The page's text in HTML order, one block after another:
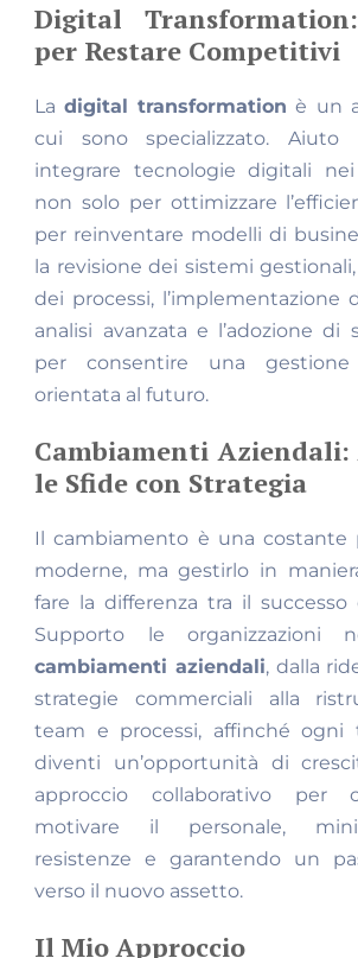
Digital
per Restare Competitivi
Ladigital transformation è un
cui sono specializzato.
integrare tecnologie digitali nei
non solo per ottimizzare
per reinventare modelli di
la revisione dei sistemi
dei processi, l’implementazione
analisi avanzata e l’adozione di
per consentire una
orientata al futuro.
Cambiamenti
le Sfide con Strategia
Il cambiamento è una costante
moderne, ma gestirlo in
fare la differenza tra il
Supporto le organizzazioni
cambiamenti aziendali, dalla
strategie commerciali alla
team e processi, affinché ogni
diventi un’opportunità di
approccio collaborativo per
motivare il personale,
resistenze e garantendo un
verso il nuovo assetto.
Il Mio Approccio